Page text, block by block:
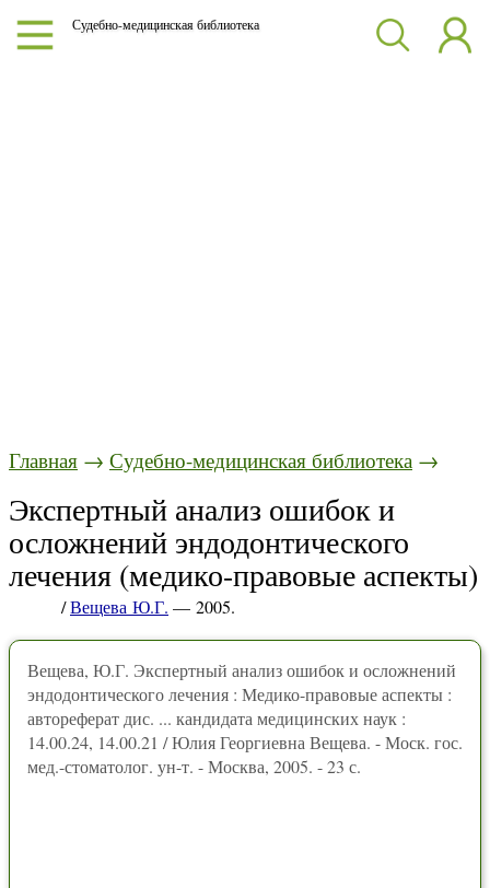
Судебно-медицинская библиотека
Главная → Судебно-медицинская библиотека →
Экспертный анализ ошибок и
осложнений эндодонтического
лечения (медико-правовые аспекты)
/Вещева Ю.Г. — 2005.
Вещева, Ю.Г. Экспертный анализ ошибок и осложнений
эндодонтического лечения : Медико-правовые аспекты :
автореферат дис. ... кандидата медицинских наук :
14.00.24, 14.00.21 / Юлия Георгиевна Вещева. - Моск. гос.
мед.-стоматолог. ун-т. - Москва, 2005. - 23 с.